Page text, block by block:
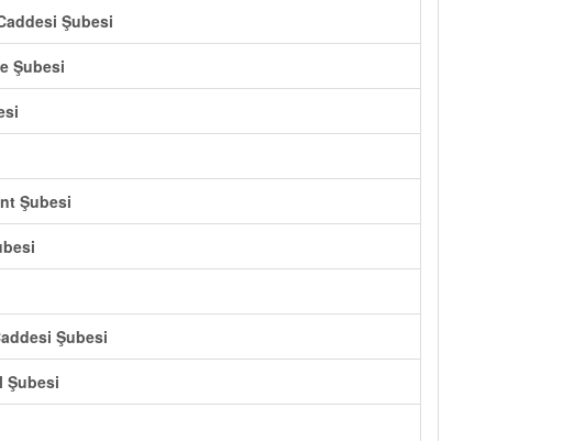
Şubesi
Şubesi
Şubesi
Şubesi
Şubesi